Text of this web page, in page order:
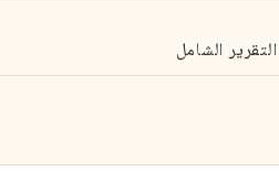
التقرير الشامل